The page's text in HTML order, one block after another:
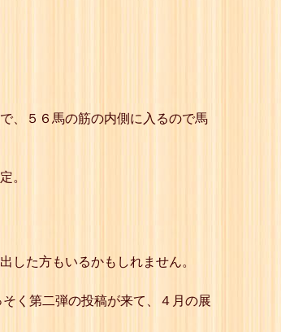
、５６馬の筋の内側に入るので馬
。
した方もいるかもしれません。
く第二弾の投稿が来て、４月の展